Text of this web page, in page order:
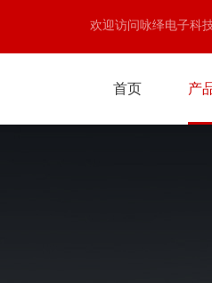
欢迎访问咏绎电子科
首页 产